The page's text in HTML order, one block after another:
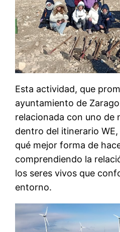
Esta actividad, que
ayuntamiento de
relacionada con uno de
dentro del itinerario
qué mejor forma de
comprendiendo la
los seres vivos que
entorno.